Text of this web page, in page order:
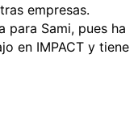
empresas.
para Sami, pues ha
en IMPACT y tiene